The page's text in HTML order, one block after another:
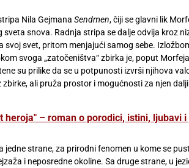
Nila Gejmana Sendmen, čiji se glavni lik
snova. Radnja stripa se dalje odvija kroz
svoj svet, pritom menjajući samog sebe.
svoga „zatočeništva“ zbirka je, poput
su prilike da se u potpunosti izvrši njihova
ali pruža prostor i mogućnosti za njen
heroja" – roman o porodici, istini, ljubavi
jedne strane, za prirodni fenomen u kome se
i neposredne okoline. Sa druge strane, u